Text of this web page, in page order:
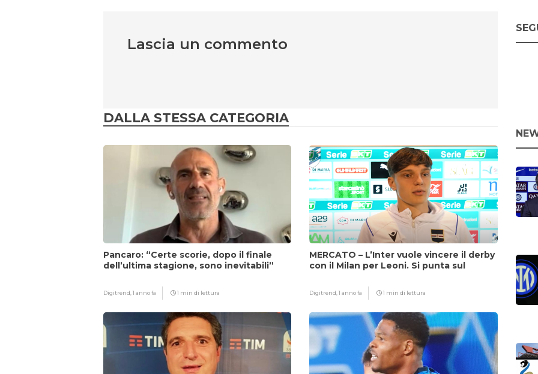
Lascia un commento
DALLA STESSA CATEGORIA
Pancaro: “Certe scorie, dopo il finale
dell’ultima stagione, sono inevitabili”
Digitrend,1 anno fa 1 min di lettura
MERCATO – L’Inter vuole vincere il derby
con il Milan per Leoni. Si punta sul
Digitrend,1 anno fa 1 min di lettura